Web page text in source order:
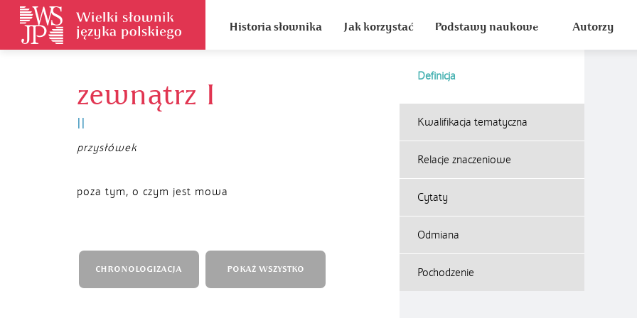
Historia słownika Jak korzystać Podstawy naukowe Autorzy
zewnątrz I
II
przysłówek
Definicja
poza tym, o czym jest mowa
Kwalifikacja tematyczna
Relacje znaczeniowe
Cytaty
Odmiana
Pochodzenie
CHRONOLOGIZACJA POKAŻ WSZYSTKO